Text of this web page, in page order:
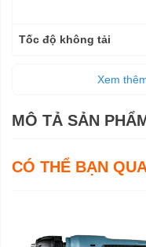
Tốc độ không tải
Bảo hành
Xem
MÔ TẢ SẢN
CÓ THỂ BẠN